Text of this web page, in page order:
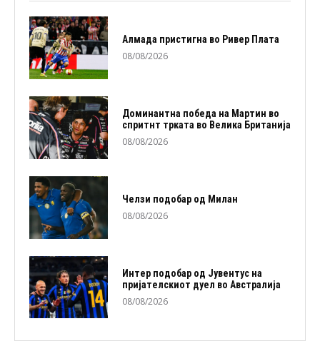
Алмада пристигна во Ривер Плата
08/08/2026
Доминантна победа на Мартин во
спритнт трката во Велика Британија
08/08/2026
Челзи подобaр од Милан
08/08/2026
Интер подобар од Јувентус на
пријателскиот дуел во Австралија
08/08/2026